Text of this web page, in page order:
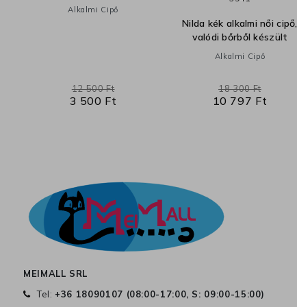
Alkalmi Cipő
3 500 Ft
12 500 Ft
Nilda kék alkalmi női cipő,
valódi bőrből készült
Alkalmi Cipő
10 797 Ft
18 300 Ft
MEIMALL SRL
Tel: +36 18090107 (08:00-17:00, S: 09:00-15:00)